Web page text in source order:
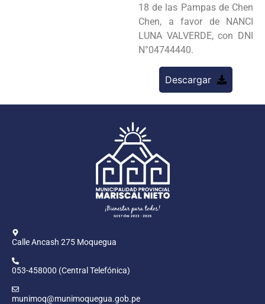
18 de las Pampas de Chen
Chen, a favor de NANCI
LUNA VALVERDE, con DNI
N°04744440.
Descargar
Calle Ancash 275 Moquegua
053-458000 (Central Telefónica)
munimoq@munimoquegua.gob.pe